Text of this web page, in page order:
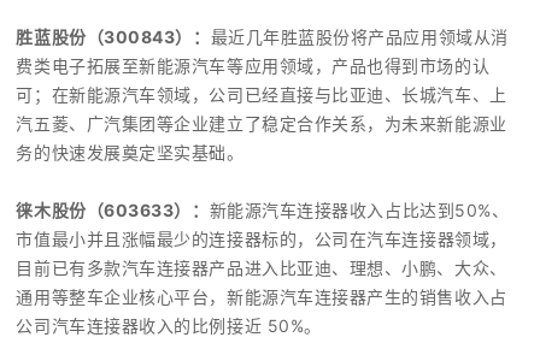
胜蓝股份（300843）： 最近几年胜蓝股份将产品应用领域从消
费类电子拓展至新能源汽车等应用领域，产品也得到市场的认
可；在新能源汽车领域，公司已经直接与比亚迪、长城汽车、上
汽五菱、广汽集团等企业建立了稳定合作关系，为未来新能源业
务的快速发展奠定坚实基础。
徕木股份 （603633） ： 新能源汽车连接器收入占比达到50%、
市值最小并且涨幅最少的连接器标的， 公司在汽车连接器领域，
目前已有多款汽车连接器产品进入比亚迪、理想、小鹏、大众、
通用等整车企业核心平台，新能源汽车连接器产生的销售收入占
公司汽车连接器收入的比例接近 50%。